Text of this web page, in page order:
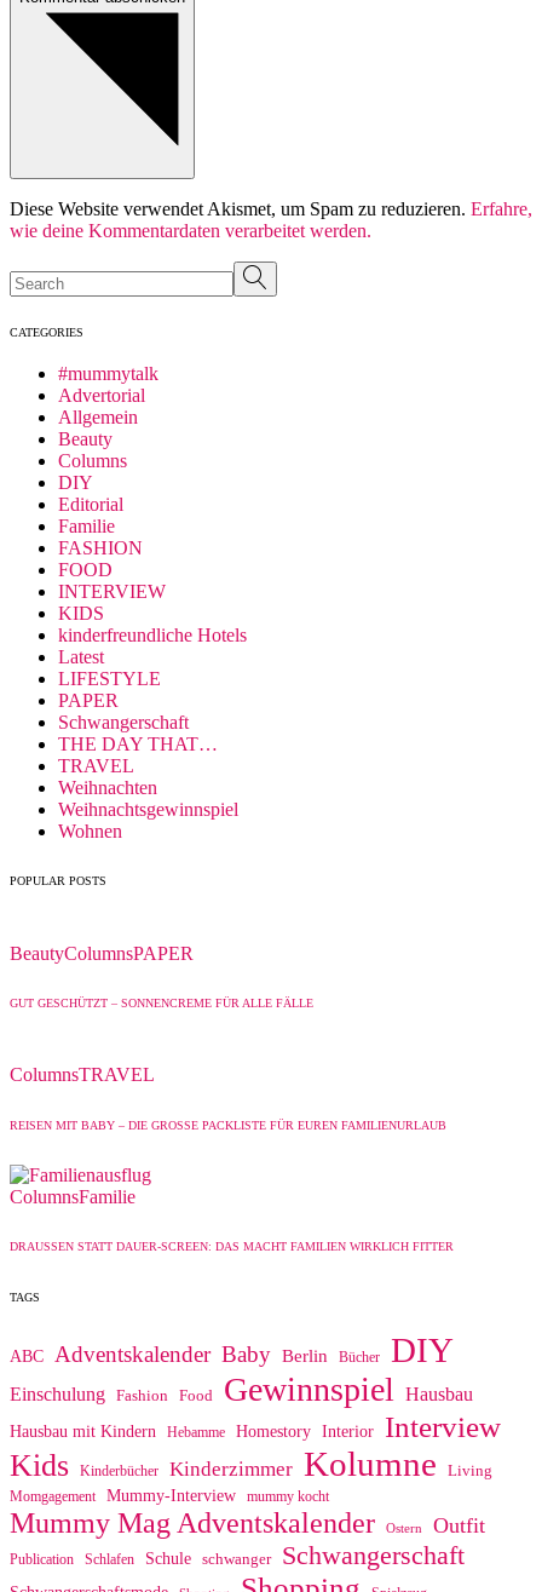
Diese Website verwendet Akismet, um Spam zu reduzieren. Erfahre,
wie deine Kommentardaten verarbeitet werden.
Search
CATEGORIES
#mummytalk
Advertorial
Allgemein
Beauty
Columns
DIY
Editorial
Familie
FASHION
FOOD
INTERVIEW
KIDS
kinderfreundliche Hotels
Latest
LIFESTYLE
PAPER
Schwangerschaft
THE DAY THAT…
TRAVEL
Weihnachten
Weihnachtsgewinnspiel
Wohnen
POPULAR POSTS
BeautyColumnsPAPER
GUT GESCHÜTZT – SONNENCREME FÜR ALLE FÄLLE
ColumnsTRAVEL
REISEN MIT BABY – DIE GROSSE PACKLISTE FÜR EUREN FAMILIENURLAUB
ColumnsFamilie
DRAUSSEN STATT DAUER-SCREEN: DAS MACHT FAMILIEN WIRKLICH FITTER
TAGS
ABC Adventskalender Baby Berlin Bücher DIY
Einschulung Fashion Food Gewinnspiel Hausbau
Hausbau mit Kindern Hebamme Homestory Interior Interview
Kids Kinderbücher Kinderzimmer Kolumne Living
Momgagement Mummy-Interview mummy kocht
Mummy Mag Adventskalender Ostern Outfit
Publication Schlafen Schule schwanger Schwangerschaft